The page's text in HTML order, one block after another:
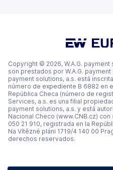
pestaña
Copyright © 2026, W.A.G.
son prestados por W.A.G. payment
payment solutions, a.s. está
número de expediente B 6882 en
República Checa (número de
Services, a.s. es una filial
payment solutions, a.s. y está
Nacional Checo (www.CNB.cz)
050 21 910, registrada en la
Na Vítězné pláni 1719/4 140 00
derechos reservados.